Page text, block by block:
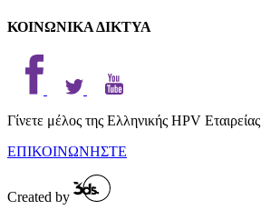
ΚΟΙΝΩΝΙΚΑ ΔΙΚΤΥΑ
Γίνετε μέλος της Ελληνικής HPV Εταιρείας
ΕΠΙΚΟΙΝΩΝΗΣΤΕ
Created by